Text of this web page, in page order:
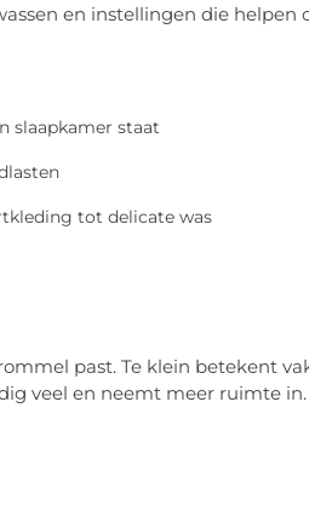
en instellingen die helpen
slaapkamer staat
tot delicate was
past. Te klein betekent
veel en neemt meer ruimte in.